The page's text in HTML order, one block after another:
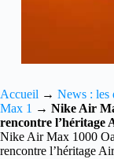
Accueil → News : les
Max 1 → Nike Air
rencontre l’héritage
Nike Air Max 1000
rencontre l’héritage